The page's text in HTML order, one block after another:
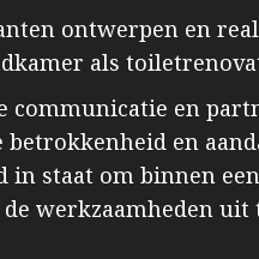
ontwerpen en
als
communicatie en
betrokkenheid en
staat om binnen
werkzaamheden uit